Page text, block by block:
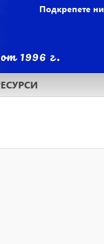
Подкрепете ни